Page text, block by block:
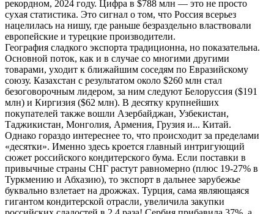
рекордном, 2024 году. Цифра в $788 млн — это не просто
сухая статистика. Это сигнал о том, что Россия всерьез
нацелилась на нишу, где раньше безраздельно властвовали
европейские и турецкие производители.
География сладкого экспорта традиционна, но показательна.
Основной поток, как и в случае со многими другими
товарами, уходит к ближайшим соседям по Евразийскому
союзу. Казахстан с результатом около $260 млн стал
безоговорочным лидером, за ним следуют Белоруссия ($191
млн) и Киргизия ($62 млн). В десятку крупнейших
покупателей также вошли Азербайджан, Узбекистан,
Таджикистан, Монголия, Армения, Грузия и... Китай.
Однако гораздо интереснее то, что происходит за пределами
«десятки». Именно здесь кроется главный интригующий
сюжет российского кондитерского бума. Если поставки в
привычные страны СНГ растут равномерно (плюс 19-27% в
Туркмению и Абхазию), то экспорт в дальнее зарубежье
буквально взлетает на дрожжах. Турция, сама являющаяся
гигантом кондитерской отрасли, увеличила закупки